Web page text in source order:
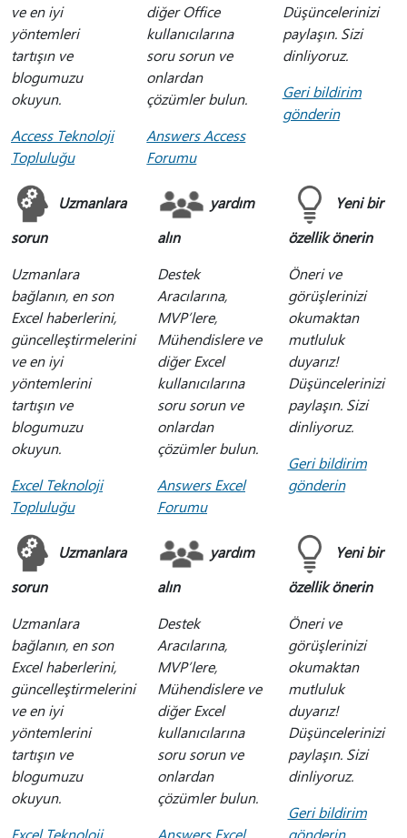
ve en iyi
yöntemleri
tartışın ve
blogumuzu
okuyun.
Access Teknoloji
Topluluğu
diğer Office
kullanıcılarına
soru sorun ve
onlardan
çözümler bulun.
Answers Access
Forumu
Düşüncelerinizi
paylaşın. Sizi
dinliyoruz.
Geri bildirim
gönderin
Uzmanlara
sorun
Uzmanlara
bağlanın, en son
Excel haberlerini,
güncelleştirmelerini
ve en iyi
yöntemlerini
tartışın ve
blogumuzu
okuyun.
Excel Teknoloji
Topluluğu
yardım
alın
Destek
Aracılarına,
MVP’lere,
Mühendislere ve
diğer Excel
kullanıcılarına
soru sorun ve
onlardan
çözümler bulun.
Answers Excel
Forumu
Yeni bir
özellik önerin
Öneri ve
görüşlerinizi
okumaktan
mutluluk
duyarız!
Düşüncelerinizi
paylaşın. Sizi
dinliyoruz.
Geri bildirim
gönderin
Uzmanlara
sorun
Uzmanlara
bağlanın, en son
Excel haberlerini,
güncelleştirmelerini
ve en iyi
yöntemlerini
tartışın ve
blogumuzu
okuyun.
Excel Teknoloji
yardım
alın
Destek
Aracılarına,
MVP’lere,
Mühendislere ve
diğer Excel
kullanıcılarına
soru sorun ve
onlardan
çözümler bulun.
Answers Excel
Yeni bir
özellik önerin
Öneri ve
görüşlerinizi
okumaktan
mutluluk
duyarız!
Düşüncelerinizi
paylaşın. Sizi
dinliyoruz.
Geri bildirim
gönderin